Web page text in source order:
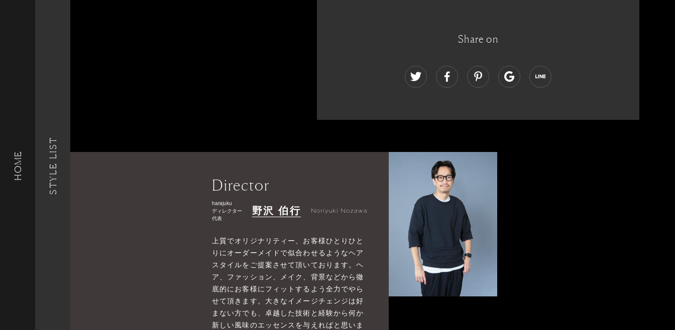
HOME STYLE LIST
Share on
Director
harajuku
ディレクター
代表
野沢 伯行 Noriyuki Nozawa
上質でオリジナリティー、お客様ひとりひと
りにオーダーメイドで似合わせるようなヘア
スタイルをご提案させて頂いております。ヘ
ア、ファッション、メイク、背景などから徹
底的にお客様にフィットするよう全力でやら
せて頂きます。大きなイメージチェンジは好
まない方でも、卓越した技術と経験から何か
新しい風味のエッセンスを与えればと思いま